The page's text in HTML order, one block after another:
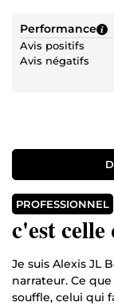
Performance
Avis positifs
Avis négatifs
PROFESSIONNEL
c'est
Je suis Alexis JL
narrateur. Ce
souffle, celui qui